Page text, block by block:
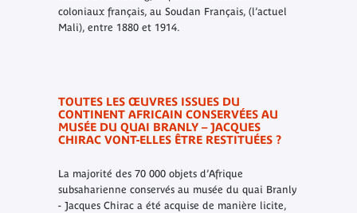
coloniaux français, au Soudan Français, (l’actuel
Mali), entre 1880 et 1914.
TOUTES LES ŒUVRES ISSUES DU
CONTINENT AFRICAIN CONSERVÉES AU
MUSÉE DU QUAI BRANLY – JACQUES
CHIRAC VONT-ELLES ÊTRE RESTITUÉES ?
La majorité des 70 000 objets d’Afrique
subsaharienne conservés au musée du quai Branly
- Jacques Chirac a été acquise de manière licite,